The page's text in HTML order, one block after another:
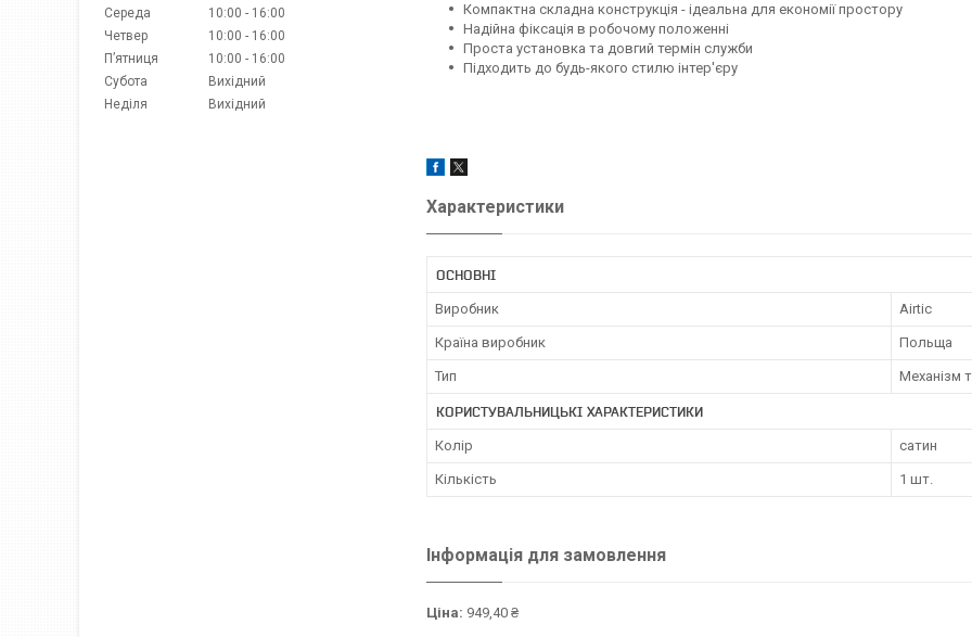
Компактна складна конструкція - ідеальна для економії простору
Надійна фіксація в робочому положенні
Проста установка та довгий термін служби
Підходить до будь-якого стилю інтер'єру
Характеристики
ОСНОВНІ
Виробник Airtic
Країна виробник Польща
Тип Механізм
КОРИСТУВАЛЬНИЦЬКІ ХАРАКТЕРИСТИКИ
Колір сатин
Кількість 1 шт.
Інформація для замовлення
Ціна: 949,40 ₴
Середа
10:00
16:00
Четвер
10:00
16:00
Пʼятниця
10:00
16:00
Субота
Вихідний
Неділя
Вихідний